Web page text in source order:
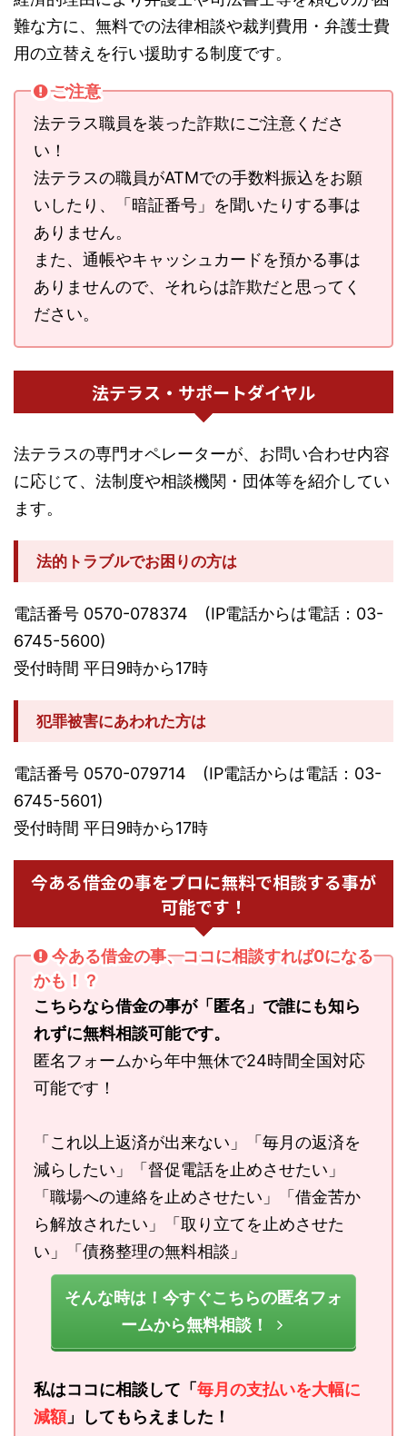
難な方に、無料での法律相談や裁判費用・弁護士費
用の立替えを行い援助する制度です。
ご注意
法テラス職員を装った詐欺にご注意くださ
い！
法テラスの職員がATMでの手数料振込をお願
いしたり、「暗証番号」を聞いたりする事は
ありません。
また、通帳やキャッシュカードを預かる事は
ありませんので、それらは詐欺だと思ってく
ださい。
法テラス・サポートダイヤル
法テラスの専門オペレーターが、お問い合わせ内容
に応じて、法制度や相談機関・団体等を紹介してい
ます。
法的トラブルでお困りの方は
電話番号 0570-078374 (IP電話からは電話：03-
6745-5600)
受付時間 平日9時から17時
犯罪被害にあわれた方は
電話番号 0570-079714 (IP電話からは電話：03-
6745-5601)
受付時間 平日9時から17時
今ある借金の事をプロに無料で相談する事が
可能です！
今ある借金の事、ココに相談すれば0になる
かも！？
こちらなら借金の事が「匿名」で誰にも知ら
れずに無料相談可能です。
匿名フォームから年中無休で24時間全国対応
可能です！
「これ以上返済が出来ない」「毎月の返済を
減らしたい」「督促電話を止めさせたい」
「職場への連絡を止めさせたい」「借金苦か
ら解放されたい」「取り立てを止めさせた
い」「債務整理の無料相談」
そんな時は！今すぐこちらの匿名フォ
ームから無料相談！
私はココに相談して「 毎月の支払いを大幅に
減額」してもらえました！